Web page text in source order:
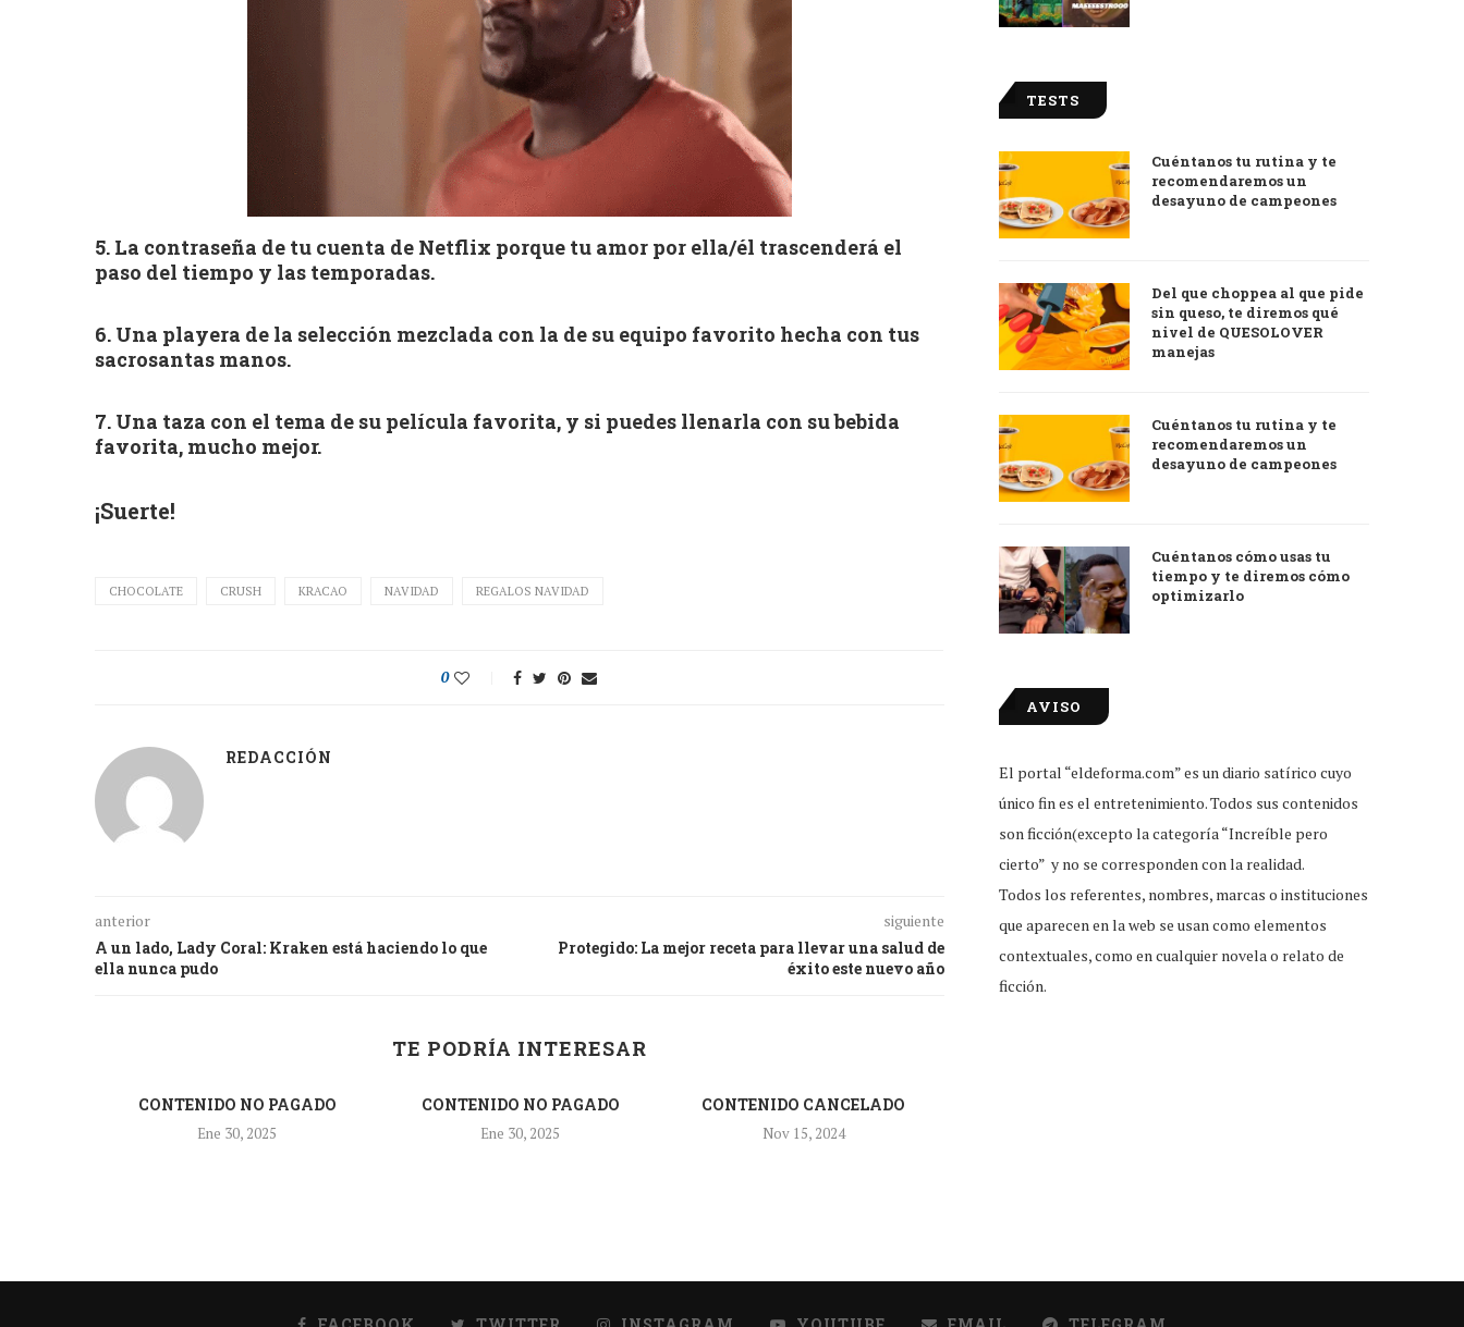
5. La contraseña de tu cuenta de Netflix porque tu amor por ella/él trascenderá el
paso del tiempo y las temporadas.
6. Una playera de la selección mezclada con la de su equipo favorito hecha con tus
sacrosantas manos.
7. Una taza con el tema de su película favorita, y si puedes llenarla con su bebida
favorita, mucho mejor.
¡Suerte!
CHOCOLATE CRUSH KRACAO NAVIDAD REGALOS NAVIDAD
0
REDACCIÓN
anterior
A un lado, Lady Coral: Kraken está haciendo lo que
ella nunca pudo
siguiente
Protegido: La mejor receta para llevar una salud de
éxito este nuevo año
TE PODRÍA INTERESAR
CONTENIDO NO PAGADO
Ene 30, 2025
CONTENIDO NO PAGADO
Ene 30, 2025
CONTENIDO CANCELADO
Nov 15, 2024
comunes en Google...
TESTS
Cuéntanos tu rutina y te
recomendaremos un
desayuno de campeones
Del que choppea al que pide
sin queso, te diremos qué
nivel de QUESOLOVER
manejas
Cuéntanos tu rutina y te
recomendaremos un
desayuno de campeones
Cuéntanos cómo usas tu
tiempo y te diremos cómo
optimizarlo
AVISO
El portal “eldeforma.com” es un diario satírico cuyo
único fin es el entretenimiento. Todos sus contenidos
son ficción(excepto la categoría “Increíble pero
cierto” y no se corresponden con la realidad.
Todos los referentes, nombres, marcas o instituciones
que aparecen en la web se usan como elementos
contextuales, como en cualquier novela o relato de
ficción.